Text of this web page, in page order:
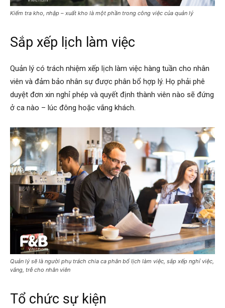
Kiểm tra kho, nhập – xuất kho là một phần trong công việc của quản lý
Sắp xếp lịch làm việc
Quản lý có trách nhiệm xếp lịch làm việc hàng tuần cho nhân
viên và đảm bảo nhân sự được phân bổ hợp lý. Họ phải phê
duyệt đơn xin nghỉ phép và quyết định thành viên nào sẽ đứng
ở ca nào – lúc đông hoặc vắng khách.
Quản lý sẽ là người phụ trách chia ca phân bổ lịch làm việc, sắp xếp nghỉ việc,
vắng, trễ cho nhân viên
Tổ chức sự kiện